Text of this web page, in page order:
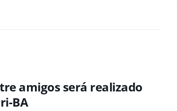
amigos será realizado
BA